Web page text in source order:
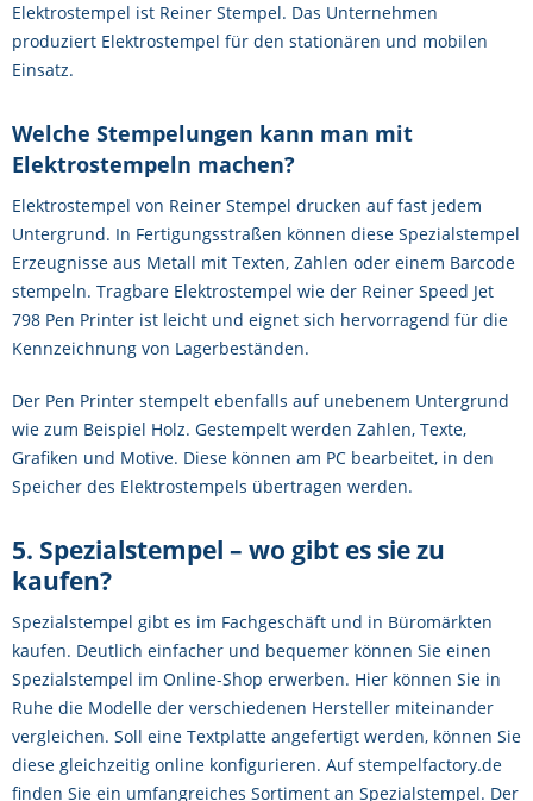
Elektrostempel ist Reiner Stempel. Das Unternehmen
produziert Elektrostempel für den stationären und mobilen
Einsatz.
Welche Stempelungen kann man mit
Elektrostempeln machen?
Elektrostempel von Reiner Stempel drucken auf fast jedem
Untergrund. In Fertigungsstraßen können diese Spezialstempel
Erzeugnisse aus Metall mit Texten, Zahlen oder einem Barcode
stempeln. Tragbare Elektrostempel wie der Reiner Speed Jet
798 Pen Printer ist leicht und eignet sich hervorragend für die
Kennzeichnung von Lagerbeständen.
Der Pen Printer stempelt ebenfalls auf unebenem Untergrund
wie zum Beispiel Holz. Gestempelt werden Zahlen, Texte,
Grafiken und Motive. Diese können am PC bearbeitet, in den
Speicher des Elektrostempels übertragen werden.
5. Spezialstempel – wo gibt es sie zu
kaufen?
Spezialstempel gibt es im Fachgeschäft und in Büromärkten
kaufen. Deutlich einfacher und bequemer können Sie einen
Spezialstempel im Online-Shop erwerben. Hier können Sie in
Ruhe die Modelle der verschiedenen Hersteller miteinander
vergleichen. Soll eine Textplatte angefertigt werden, können Sie
diese gleichzeitig online konfigurieren. Auf stempelfactory.de
finden Sie ein umfangreiches Sortiment an Spezialstempel. Der